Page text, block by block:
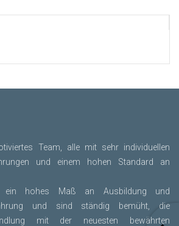
Team, alle mit sehr individuellen
und einem hohen Standard an
ein hohes Maß an Ausbildung und
und sind ständig bemüht, die
mit der neuesten bewährten